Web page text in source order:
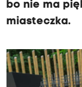
bo nie ma
miasteczka.